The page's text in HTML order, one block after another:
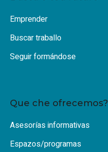
Emprender
Buscar traballo
Seguir formándose
Que che ofrecemos?
Asesorías informativas
Espazos/programas